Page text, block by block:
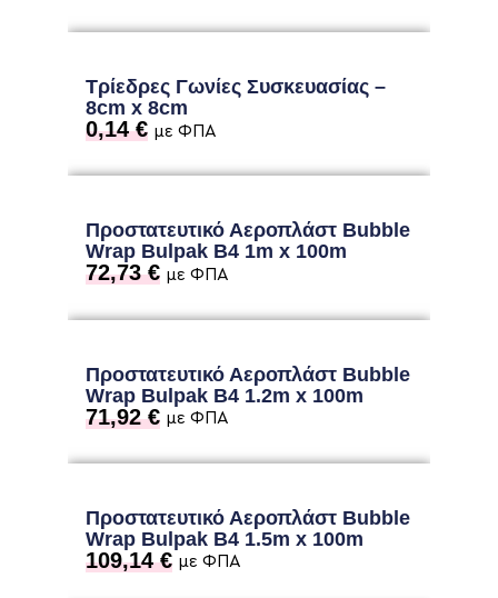
Τρίεδρες Γωνίες Συσκευασίας –
8cm x 8cm
0,14€ με ΦΠΑ
Προστατευτικό Αεροπλάστ Bubble
Wrap Bulpak B4 1m x 100m
72,73€ με ΦΠΑ
Προστατευτικό Αεροπλάστ Bubble
Wrap Bulpak B4 1.2m x 100m
71,92€ με ΦΠΑ
Προστατευτικό Αεροπλάστ Bubble
Wrap Bulpak B4 1.5m x 100m
109,14€ με ΦΠΑ